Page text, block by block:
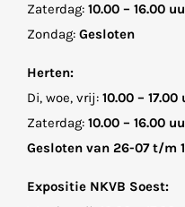
Zaterdag: 10.00 – 16.00
Zondag: Gesloten
Herten:
Di, woe, vrij: 10.00 – 17.00
Zaterdag: 10.00 – 16.00
Gesloten van 26-07 t/m
Expositie NKVB Soest: